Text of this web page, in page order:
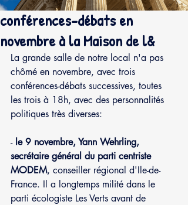
conférences-débats en
novembre à la Maison de l&
La grande salle de notre local n'a pas
chômé en novembre, avec trois
conférences-débats successives, toutes
les trois à 18h, avec des personnalités
politiques très diverses:
- le 9 novembre, Yann Wehrling,
secrétaire général du parti centriste
MODEM, conseiller régional d'Ile-de-
France. Il a longtemps milité dans le
parti écologiste Les Verts avant de